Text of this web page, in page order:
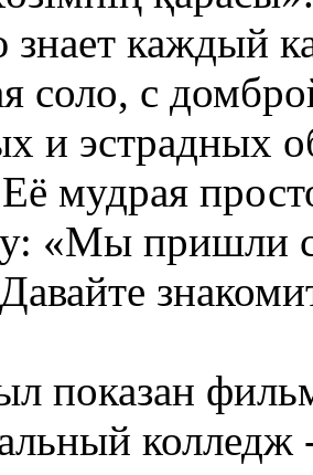
знает каждый
соло, с
и эстрадных
мудрая
«Мы пришли
показан
колледж